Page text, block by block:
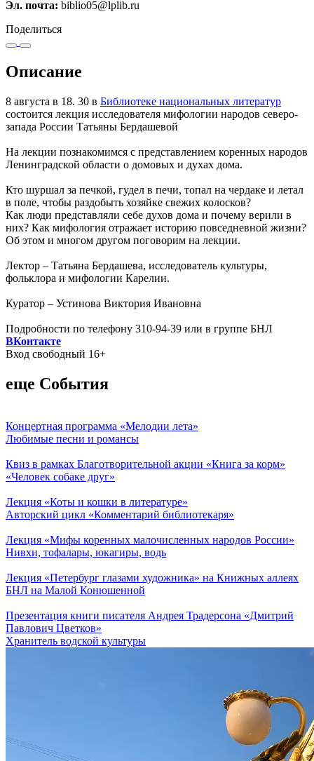
Эл. почта: biblio05@lplib.ru
Поделиться
Описание
8 августа в 18. 30 в Библиотеке национальных литератур
состоится лекция исследователя мифологии народов северо-
запада России Татьяны Бердашевой
На лекции познакомимся с представлением коренных народов
Ленинградской области о домовых и духах дома.
Кто шуршал за печкой, гудел в печи, топал на чердаке и летал
в поле, чтобы раздобыть хозяйке свежих колосков?
Как люди представляли себе духов дома и почему верили в
них? Как мифология отражает историю повседневной жизни?
Об этом и многом другом поговорим на лекции.
Лектор – Татьяна Бердашева, исследователь культуры,
фольклора и мифологии Карелии.
Куратор – Устинова Виктория Ивановна
Подробности по телефону 310-94-39 или в группе БНЛ
ВКонтакте
Вход свободный 16+
еще События
Концертная программа «Мелодии лета»
Любимые песни и романсы
Квиз в рамках Благотворительной акции «Книга за корм»
«Человек собаке друг»
Лекция «Коты и кошки в литературе»
Авторский цикл «Комментарий библиотекаря»
Лекция «Мифы коренных малочисленных народов России»
Нивхи, тофалары, юкагиры, водь
Лекция «Петербург глазами художника» на Книжных аллеях
БНЛ на Малой Конюшенной
Презентация книги писателя Андрея Традерсона «Дмитрий
Павлович Цветков»
Хранитель водской культуры